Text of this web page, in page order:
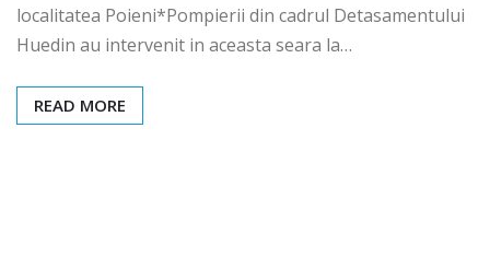
localitatea Poieni*Pompierii din cadrul Detasamentului
Huedin au intervenit in aceasta seara la…
READ MORE